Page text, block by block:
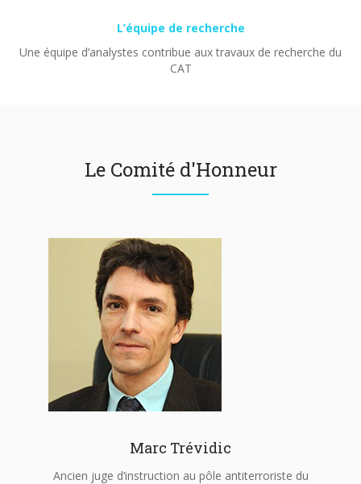
L’équipe de recherche
Une équipe d’analystes contribue aux travaux de recherche du
CAT
Le Comité d'Honneur
Marc Trévidic
Ancien juge d’instruction au pôle antiterroriste du